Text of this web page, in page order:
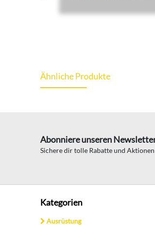
Ähnliche Produkte
Abonniere unseren
Sichere dir tolle Rabatte und
Kategorien
Ausrüstung